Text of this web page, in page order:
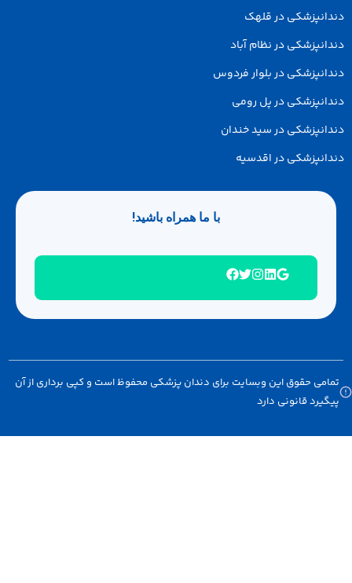
در قلهک
در نظام آباد
در بلوار فردوس
در پل رومی
در سید خندان
در اقدسیه
با ما همراه باشید!
حقوق این وبسایت برای دندان پزشکی محفوظ است و کپی برداری از آن
قانونی دارد